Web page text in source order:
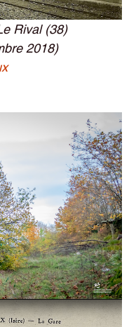
Rival (38)
2018)